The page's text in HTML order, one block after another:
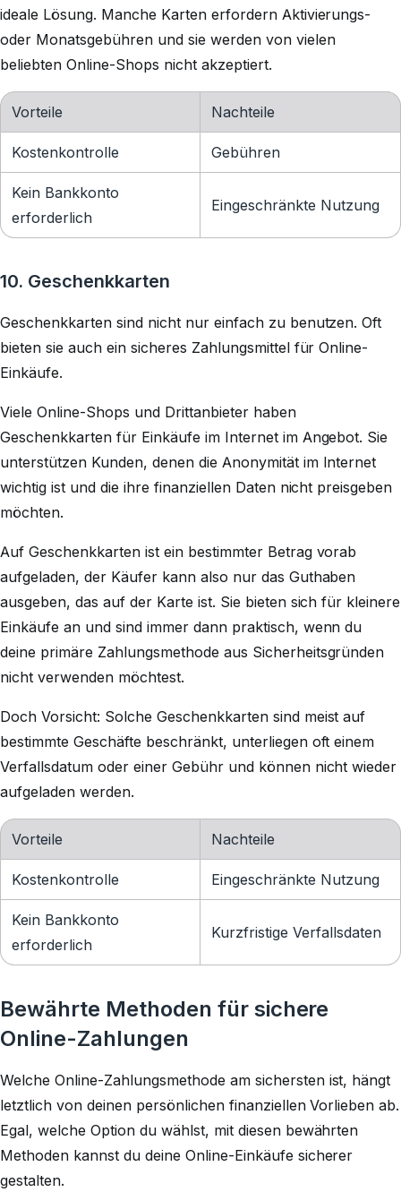
ideale Lösung. Manche Karten erfordern Aktivierungs-
oder Monatsgebühren und sie werden von vielen
beliebten Online-Shops nicht akzeptiert.
Vorteile Nachteile
Kostenkontrolle Gebühren
Kein Bankkonto
erforderlich
Eingeschränkte Nutzung
10. Geschenkkarten
Geschenkkarten sind nicht nur einfach zu benutzen. Oft
bieten sie auch ein sicheres Zahlungsmittel für Online-
Einkäufe.
Viele Online-Shops und Drittanbieter haben
Geschenkkarten für Einkäufe im Internet im Angebot. Sie
unterstützen Kunden, denen die Anonymität im Internet
wichtig ist und die ihre finanziellen Daten nicht preisgeben
möchten.
Auf Geschenkkarten ist ein bestimmter Betrag vorab
aufgeladen, der Käufer kann also nur das Guthaben
ausgeben, das auf der Karte ist. Sie bieten sich für kleinere
Einkäufe an und sind immer dann praktisch, wenn du
deine primäre Zahlungsmethode aus Sicherheitsgründen
nicht verwenden möchtest.
Doch Vorsicht: Solche Geschenkkarten sind meist auf
bestimmte Geschäfte beschränkt, unterliegen oft einem
Verfallsdatum oder einer Gebühr und können nicht wieder
aufgeladen werden.
Vorteile Nachteile
Kostenkontrolle Eingeschränkte Nutzung
Kein Bankkonto
erforderlich
Kurzfristige Verfallsdaten
Bewährte Methoden für sichere
Online-Zahlungen
Welche Online-Zahlungsmethode am sichersten ist, hängt
letztlich von deinen persönlichen finanziellen Vorlieben ab.
Egal, welche Option du wählst, mit diesen bewährten
Methoden kannst du deine Online-Einkäufe sicherer
gestalten.